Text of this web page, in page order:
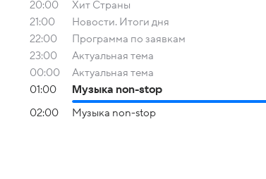
20:00
Хит Страны
21:00
Новости. Итоги дня
22:00
Программа по заявкам
23:00
Актуальная тема
00:00
Актуальная тема
01:00
Музыка non-stop
02:00 Музыка non-stop